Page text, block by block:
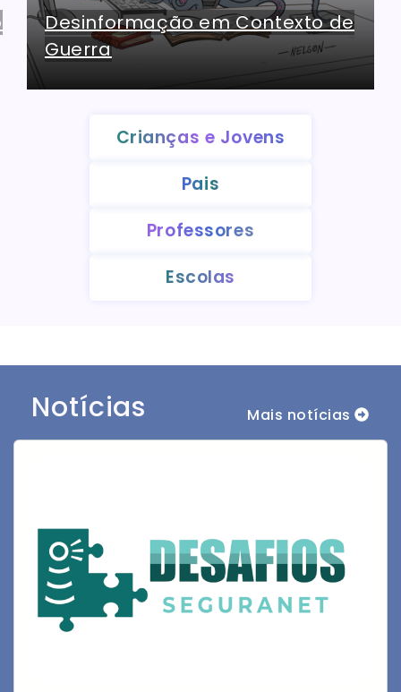
Desinformação em Contexto de
Guerra
Crianças e Jovens
Pais
Professores
Escolas
Notícias Mais notícias